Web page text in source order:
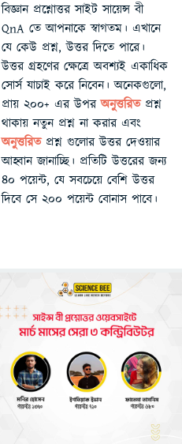
বিজ্ঞান প্রশ্নোত্তর সাইট সায়েন্স বী
QnA তে আপনাকে স্বাগতম। এখানে
যে কেউ প্রশ্ন, উত্তর দিতে পারে।
উত্তর গ্রহণের ক্ষেত্রে অবশ্যই একাধিক
সোর্স যাচাই করে নিবেন। অনেকগুলো,
প্রায় ২০০+ এর উপরঅনুত্তরিতপ্রশ্ন
থাকায় নতুন প্রশ্ন না করার এবং
অনুত্তরিত প্রশ্ন গুলোর উত্তর দেওয়ার
আহ্বান জানাচ্ছি। প্রতিটি উত্তরের জন্য
৪০ পয়েন্ট, যে সবচেয়ে বেশি উত্তর
দিবে সে ২০০ পয়েন্ট বোনাস পাবে।